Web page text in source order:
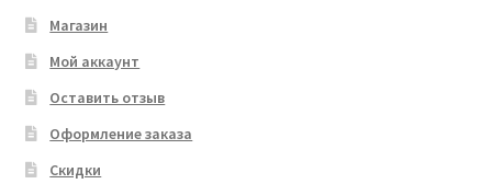
Магазин
Мой аккаунт
Оставить отзыв
Оформление заказа
Скидки